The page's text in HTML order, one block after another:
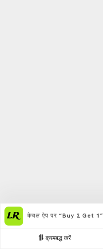
क्रमबद्ध करें
केवल ऐप पर “Buy 2 Get 1”